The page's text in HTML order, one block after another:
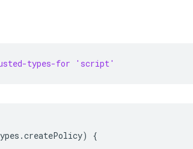
types-for 'script'
.createPolicy)
{